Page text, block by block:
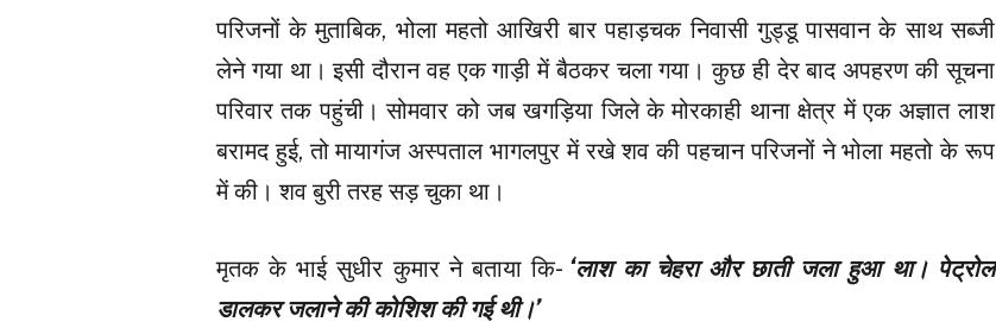
परिजनों के मुताबिक, भोला महतो आखिरी बार पहाड़चक निवासी गुड्डू पासवान के साथ सब्जी
लेने गया था। इसी दौरान वह एक गाड़ी में बैठकर चला गया। कुछ ही देर बाद अपहरण की सूचना
परिवार तक पहुंची। सोमवार को जब खगड़िया जिले के मोरकाही थाना क्षेत्र में एक अज्ञात लाश
बरामद हुई, तो मायागंज अस्पताल भागलपुर में रखे शव की पहचान परिजनों ने भोला महतो के रूप
में की। शव बुरी तरह सड़ चुका था।
मृतक के भाई सुधीर कुमार ने बताया कि- ‘लाश का चेहरा और छाती जला हुआ था। पेट्रोल
डालकर जलाने की कोशिश की गई थी।’